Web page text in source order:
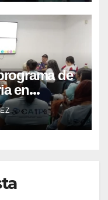
de
en